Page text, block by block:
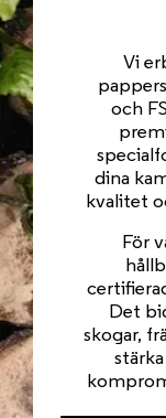
Vi
och
dina
kvalitet
För
Det
skogar,